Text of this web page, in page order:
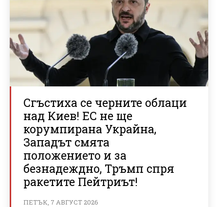
Сгъстиха се черните облаци
над Киев! ЕС не ще
корумпирана Украйна,
Западът смята
положението и за
безнадеждно, Тръмп спря
ракетите Пейтриът!
ПЕТЪК, 7 АВГУСТ 2026